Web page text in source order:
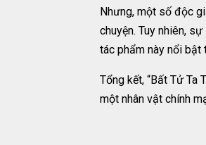
Nhưng, một số độc
chuyện. Tuy nhiên,
tác phẩm này nổi bật
Tổng kết, “Bất Tử Ta
một nhân vật chính